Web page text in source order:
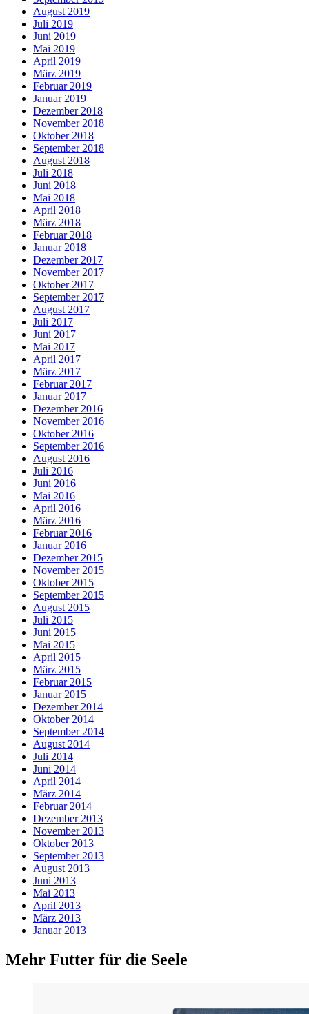
August 2019
Juli 2019
Juni 2019
Mai 2019
April 2019
März 2019
Februar 2019
Januar 2019
Dezember 2018
November 2018
Oktober 2018
September 2018
August 2018
Juli 2018
Juni 2018
Mai 2018
April 2018
März 2018
Februar 2018
Januar 2018
Dezember 2017
November 2017
Oktober 2017
September 2017
August 2017
Juli 2017
Juni 2017
Mai 2017
April 2017
März 2017
Februar 2017
Januar 2017
Dezember 2016
November 2016
Oktober 2016
September 2016
August 2016
Juli 2016
Juni 2016
Mai 2016
April 2016
März 2016
Februar 2016
Januar 2016
Dezember 2015
November 2015
Oktober 2015
September 2015
August 2015
Juli 2015
Juni 2015
Mai 2015
April 2015
März 2015
Februar 2015
Januar 2015
Dezember 2014
Oktober 2014
September 2014
August 2014
Juli 2014
Juni 2014
April 2014
März 2014
Februar 2014
Dezember 2013
November 2013
Oktober 2013
September 2013
August 2013
Juni 2013
Mai 2013
April 2013
März 2013
Januar 2013
Mehr Futter für die Seele